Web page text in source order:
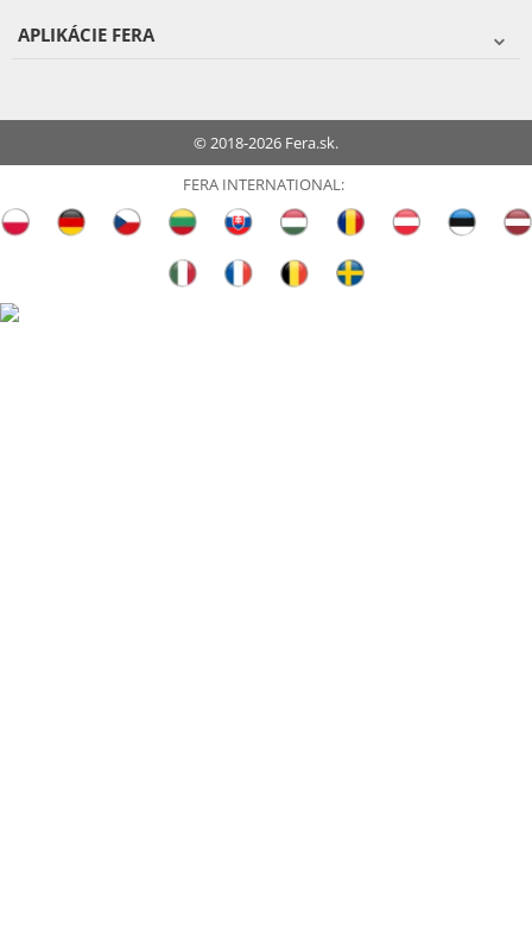
APLIKÁCIE FERA
© 2018-2026 Fera.sk.
FERA INTERNATIONAL: